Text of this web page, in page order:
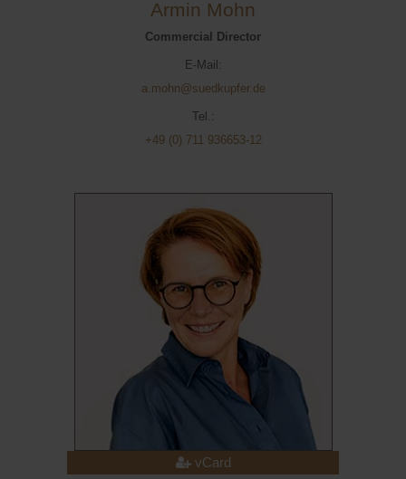
Armin Mohn
Commercial Director
E-Mail:
a.mohn@suedkupfer.de
Tel.:
+49 (0) 711 936653-12
vCard